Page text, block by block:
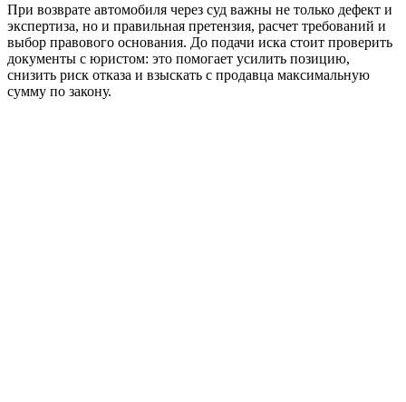
При возврате автомобиля через суд важны не только дефект и
экспертиза, но и правильная претензия, расчет требований и
выбор правового основания. До подачи иска стоит проверить
документы с юристом: это помогает усилить позицию,
снизить риск отказа и взыскать с продавца максимальную
сумму по закону.